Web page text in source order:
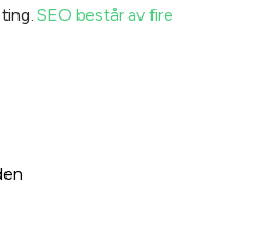
ting.SEO består av fire